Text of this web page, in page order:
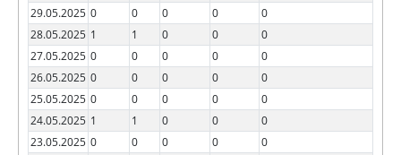
29.05.2025 0 0 0 0
0
28.05.2025 1 1 0 0
0
27.05.2025 0 0 0 0
0
26.05.2025 0 0 0 0
0
25.05.2025 0 0 0 0
0
24.05.2025 1 1 0 0
0
23.05.2025 0 0 0 0
0